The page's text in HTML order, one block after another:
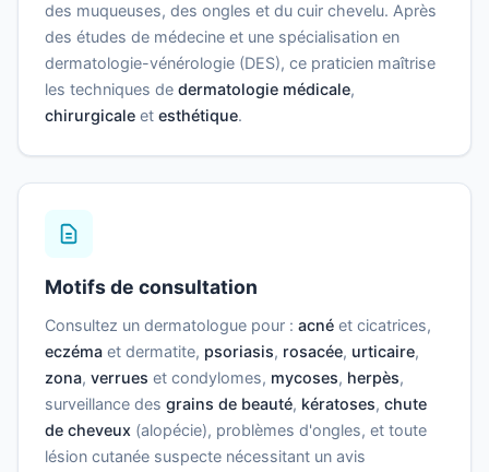
des muqueuses, des ongles et du cuir chevelu. Après
des études de médecine et une spécialisation en
dermatologie-vénérologie (DES), ce praticien maîtrise
les techniques de dermatologie médicale,
chirurgicale et esthétique.
Motifs de consultation
Consultez un dermatologue pour : acné et cicatrices,
eczéma et dermatite, psoriasis, rosacée, urticaire,
zona, verrues et condylomes, mycoses, herpès,
surveillance des grains de beauté, kératoses, chute
de cheveux (alopécie), problèmes d'ongles, et toute
lésion cutanée suspecte nécessitant un avis